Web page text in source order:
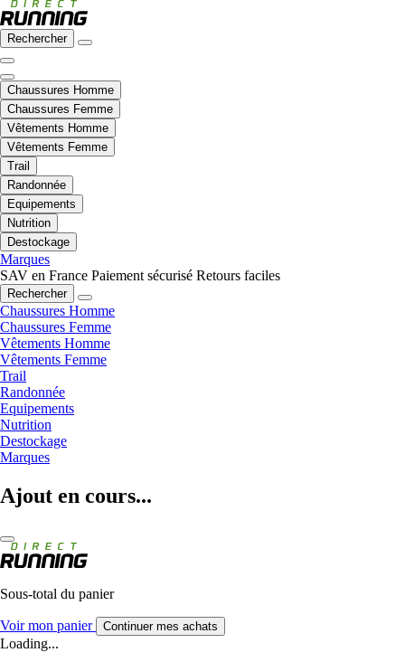
Rechercher
Chaussures Homme
Chaussures Femme
Vêtements Homme
Vêtements Femme
Trail
Randonnée
Equipements
Nutrition
Destockage
Marques
SAV en France Paiement sécurisé Retours faciles
Rechercher
Chaussures Homme
Chaussures Femme
Vêtements Homme
Vêtements Femme
Trail
Randonnée
Equipements
Nutrition
Destockage
Marques
Ajout en cours...
Sous-total du panier
Voir mon panier Continuer mes achats
Loading...